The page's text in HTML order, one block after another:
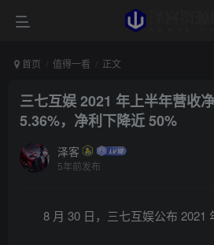
首页 值得一看 正文
三七互娱 2021 年上半年营收
5.36%，净利下降近 50%
泽客
5年前发布
8 月 30 日，三七互娱公布 2021